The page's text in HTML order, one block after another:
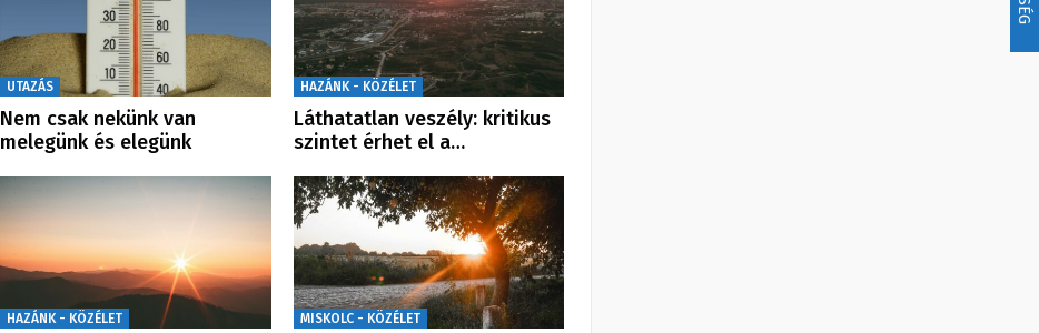
UTAZÁS
Nem csak nekünk van
melegünk és elegünk
HAZÁNK - KÖZÉLET
Láthatatlan veszély: kritikus
szintet érhet el a…
HAZÁNK - KÖZÉLET MISKOLC - KÖZÉLET